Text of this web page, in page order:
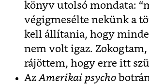
könyv utolsó mondata:
végigmesélte nekünk a
kell állítania, hogy
nem volt igaz.
rájöttem, hogy erre itt
Az Amerikai psycho